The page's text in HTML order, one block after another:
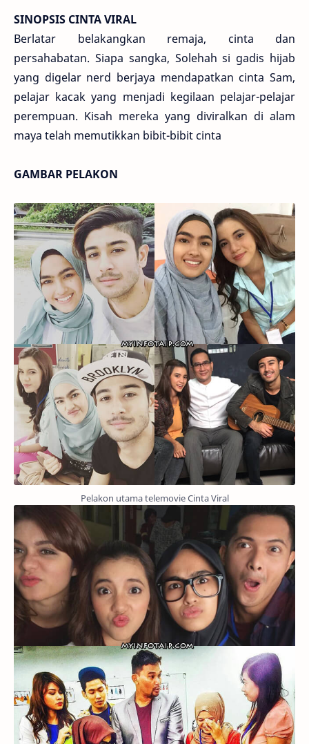
SINOPSIS CINTA VIRAL
Berlatar belakangkan remaja, cinta dan
persahabatan. Siapa sangka, Solehah si gadis hijab
yang digelar nerd berjaya mendapatkan cinta Sam,
pelajar kacak yang menjadi kegilaan pelajar-pelajar
perempuan. Kisah mereka yang diviralkan di alam
maya telah memutikkan bibit-bibit cinta
GAMBAR PELAKON
Pelakon utama telemovie Cinta Viral